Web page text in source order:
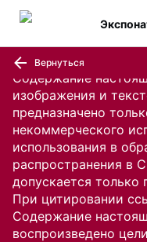
Содержание
изображения и
предназначено
некоммерческого
использования в
распространения в
допускается только
При цитировании
Содержание
воспроизведено
Вернуться